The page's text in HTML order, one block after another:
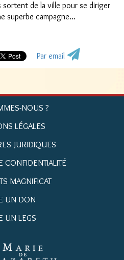
sortent de la ville pour se diriger
superbe campagne…
Par email
NOUS ?
LÉGALES
JURIDIQUES
CONFIDENTIALITÉ
MAGNIFICAT
UN DON
UN LEGS